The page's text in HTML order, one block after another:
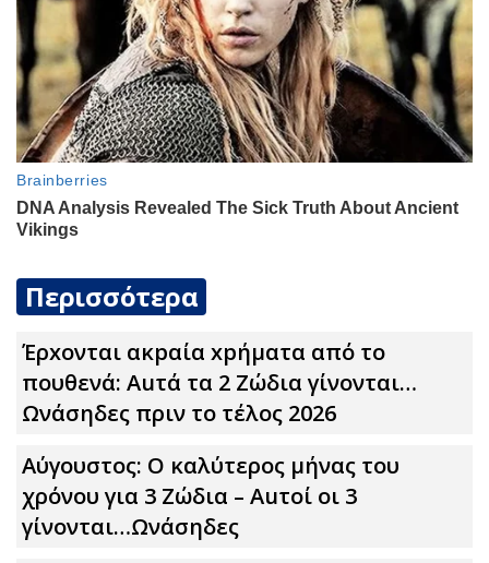
Περισσότερα
Έρxoνται ακpαία xpήματα από το
πουθενά: Αuτά τα 2 Zώδια γίνονται…
Ωνάσηδες πριν το τέλος 2026
Αύγουστος: Ο καλύτερος μήνας του
χρόνου για 3 Zώδια – Αuτοί οι 3
γίνονται…Ωνάσηδες